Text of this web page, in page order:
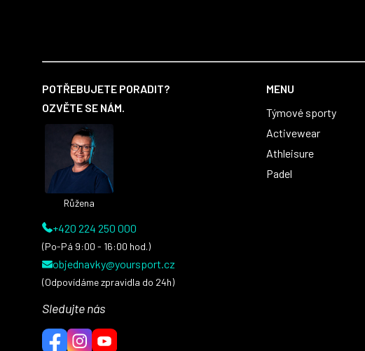
POTŘEBUJETE PORADIT?
OZVĚTE SE NÁM.
Růžena
+420 224 250 000
(Po-Pá 9:00 - 16:00 hod.)
objednavky@yoursport.cz
(Odpovídáme zpravidla do 24h)
Sledujte nás
MENU
Týmové sporty
Activewear
Athleisure
Padel